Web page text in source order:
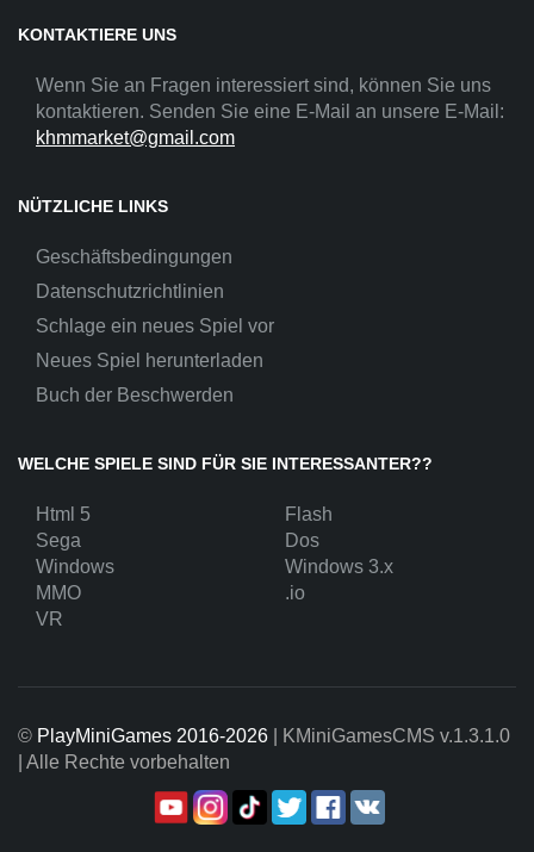
KONTAKTIERE UNS
Wenn Sie an Fragen interessiert sind, können Sie uns
kontaktieren. Senden Sie eine E-Mail an unsere E-Mail:
khmmarket@gmail.com
NÜTZLICHE LINKS
Geschäftsbedingungen
Datenschutzrichtlinien
Schlage ein neues Spiel vor
Neues Spiel herunterladen
Buch der Beschwerden
WELCHE SPIELE SIND FÜR SIE INTERESSANTER??
Html 5
Flash
Sega
Dos
Windows
Windows 3.x
MMO
.io
VR
© PlayMiniGames 2016-2026 | KMiniGamesCMS v.1.3.1.0
| Alle Rechte vorbehalten